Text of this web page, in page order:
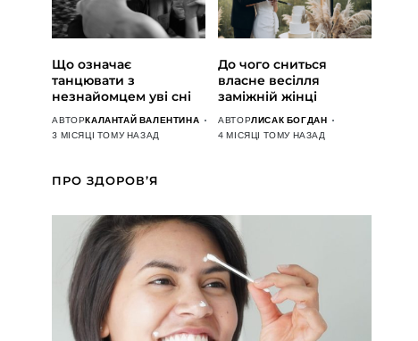
Що означає
танцювати з
незнайомцем уві сні
АВТОРКАЛАНТАЙ ВАЛЕНТИНА
3 МІСЯЦІ ТОМУ НАЗАД
До чого сниться
власне весілля
заміжній жінці
АВТОРЛИСАК БОГДАН
4 МІСЯЦІ ТОМУ НАЗАД
ПРО ЗДОРОВ’Я